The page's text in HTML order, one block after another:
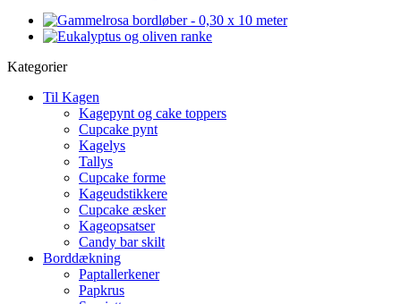
Kategorier
Til Kagen
Kagepynt og cake toppers
Cupcake pynt
Kagelys
Tallys
Cupcake forme
Kageudstikkere
Cupcake æsker
Kageopsatser
Candy bar skilt
Borddækning
Paptallerkener
Papkrus